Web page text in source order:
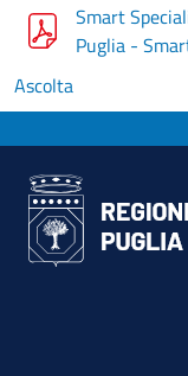
Smart
Puglia -
Ascolta